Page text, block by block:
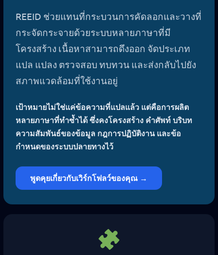
REEID ช่วยแทนที่กระบวนการคัดลอกและวางที่
กระจัดกระจายด้วยระบบหลายภาษาที่มี
โครงสร้าง เนื้อหาสามารถดึงออก จัดประเภท
แปล แปลง ตรวจสอบ ทบทวน และส่งกลับไปยัง
สภาพแวดล้อมที่ใช้งานอยู่
เป้าหมายไม่ใช่แค่ข้อความที่แปลแล้ว แต่คือการผลิต
หลายภาษาที่ทำซ้ำได้ ซึ่งคงโครงสร้าง คำศัพท์ บริบท
ความสัมพันธ์ของข้อมูล กฎการปฏิบัติงาน และข้อ
กำหนดของระบบปลายทางไว้
พูดคุยเกี่ยวกับเวิร์กโฟลว์ของคุณ →